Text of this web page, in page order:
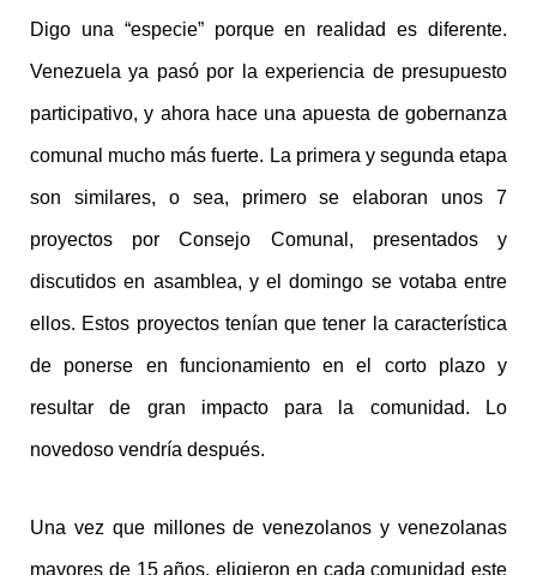
Digo una “especie” porque en realidad es diferente.
Venezuela ya pasó por la experiencia de presupuesto
participativo, y ahora hace una apuesta de gobernanza
comunal mucho más fuerte. La primera y segunda etapa
son similares, o sea, primero se elaboran unos 7
proyectos por Consejo Comunal, presentados y
discutidos en asamblea, y el domingo se votaba entre
ellos. Estos proyectos tenían que tener la característica
de ponerse en funcionamiento en el corto plazo y
resultar de gran impacto para la comunidad. Lo
novedoso vendría después.
Una vez que millones de venezolanos y venezolanas
mayores de 15 años, eligieron en cada comunidad este